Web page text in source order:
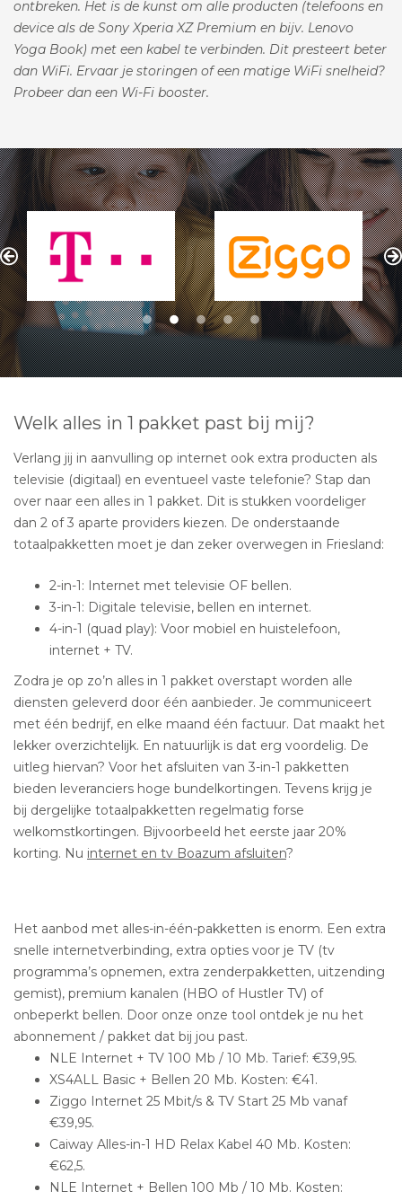
ontbreken. Het is de kunst om alle producten (telefoons en
device als de Sony Xperia XZ Premium en bijv. Lenovo
Yoga Book) met een kabel te verbinden. Dit presteert beter
dan WiFi. Ervaar je storingen of een matige WiFi snelheid?
Probeer dan een Wi-Fi booster.
Welk alles in 1 pakket past bij mij?
Verlang jij in aanvulling op internet ook extra producten als
televisie (digitaal) en eventueel vaste telefonie? Stap dan
over naar een alles in 1 pakket. Dit is stukken voordeliger
dan 2 of 3 aparte providers kiezen. De onderstaande
totaalpakketten moet je dan zeker overwegen in Friesland:
2-in-1: Internet met televisie OF bellen.
3-in-1: Digitale televisie, bellen en internet.
4-in-1 (quad play): Voor mobiel en huistelefoon,
internet + TV.
Zodra je op zo’n alles in 1 pakket overstapt worden alle
diensten geleverd door één aanbieder. Je communiceert
met één bedrijf, en elke maand één factuur. Dat maakt het
lekker overzichtelijk. En natuurlijk is dat erg voordelig. De
uitleg hiervan? Voor het afsluiten van 3-in-1 pakketten
bieden leveranciers hoge bundelkortingen. Tevens krijg je
bij dergelijke totaalpakketten regelmatig forse
welkomstkortingen. Bijvoorbeeld het eerste jaar 20%
korting. Nu internet en tv Boazum afsluiten?
Het aanbod met alles-in-één-pakketten is enorm. Een extra
snelle internetverbinding, extra opties voor je TV (tv
programma’s opnemen, extra zenderpakketten, uitzending
gemist), premium kanalen (HBO of Hustler TV) of
onbeperkt bellen. Door onze onze tool ontdek je nu het
abonnement / pakket dat bij jou past.
NLE Internet + TV 100 Mb / 10 Mb. Tarief: €39,95.
XS4ALL Basic + Bellen 20 Mb. Kosten: €41.
Ziggo Internet 25 Mbit/s & TV Start 25 Mb vanaf
€39,95.
Caiway Alles-in-1 HD Relax Kabel 40 Mb. Kosten:
€62,5.
NLE Internet + Bellen 100 Mb / 10 Mb. Kosten: